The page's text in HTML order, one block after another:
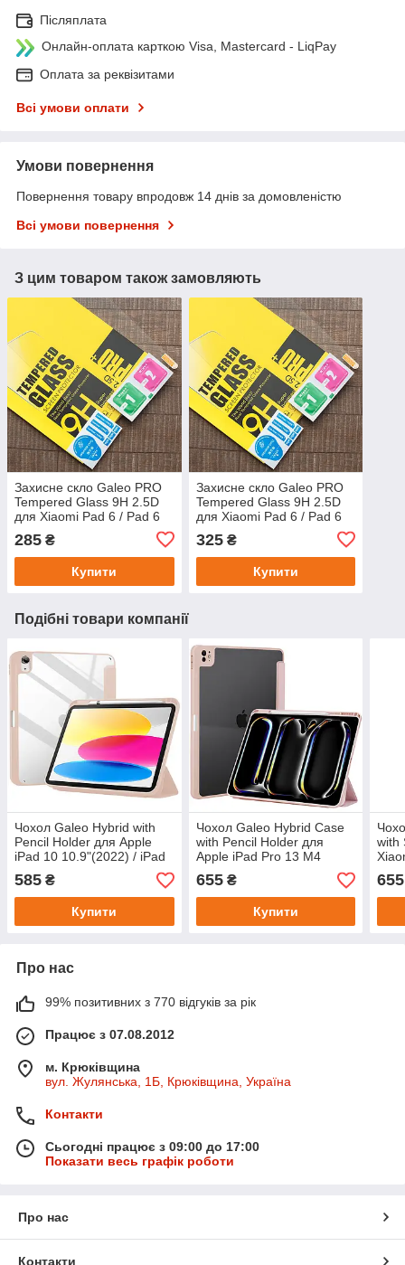
Післяплата
Онлайн-оплата карткою Visa, Mastercard - LiqPay
Оплата за реквізитами
Всі умови оплати
Умови повернення
Повернення товару впродовж 14 днів за домовленістю
Всі умови повернення
З цим товаром також замовляють
Захисне скло Galeo PRO
Tempered Glass 9H 2.5D
для Xiaomi Pad 6 / Pad 6
285 ₴
Купити
Захисне скло Galeo PRO
Tempered Glass 9H 2.5D
для Xiaomi Pad 6 / Pad 6
325₴
Купити
Подібні товари компанії
Чохол Galeo Hybrid with
Pencil Holder для Apple
iPad 10 10.9"(2022) / iPad
11 (2025) Pink
585 ₴
Купити
Чохол Galeo Hybrid Case
with Pencil Holder для
Apple iPad Pro 13 M4
(2024) Powder Pink
655₴
Купити
with
655
Про нас
99% позитивних з 770 відгуків за рік
Працює з 07.08.2012
м. Крюківщина
вул. Жулянська, 1Б, Крюківщина, Україна
Контакти
Сьогодні працює з 09:00 до 17:00
Показати весь графік роботи
Про нас
Контакти